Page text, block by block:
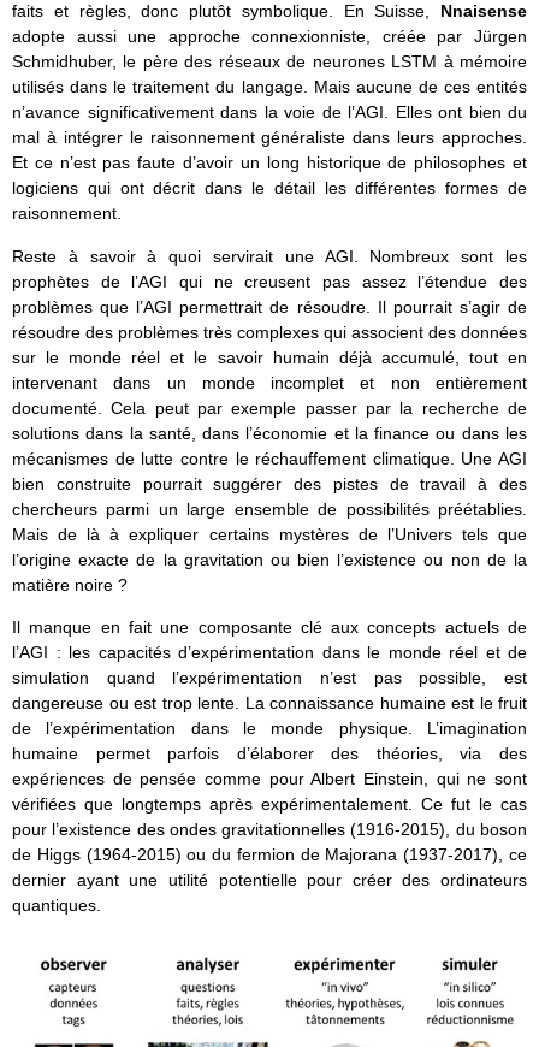
faits et règles, donc plutôt symbolique. En Suisse, Nnaisense
adopte aussi une approche connexionniste, créée par Jürgen
Schmidhuber, le père des réseaux de neurones LSTM à mémoire
utilisés dans le traitement du langage. Mais aucune de ces entités
n’avance significativement dans la voie de l’AGI. Elles ont bien du
mal à intégrer le raisonnement généraliste dans leurs approches.
Et ce n’est pas faute d’avoir un long historique de philosophes et
logiciens qui ont décrit dans le détail les différentes formes de
raisonnement.
Reste à savoir à quoi servirait une AGI. Nombreux sont les
prophètes de l’AGI qui ne creusent pas assez l’étendue des
problèmes que l’AGI permettrait de résoudre. Il pourrait s’agir de
résoudre des problèmes très complexes qui associent des données
sur le monde réel et le savoir humain déjà accumulé, tout en
intervenant dans un monde incomplet et non entièrement
documenté. Cela peut par exemple passer par la recherche de
solutions dans la santé, dans l’économie et la finance ou dans les
mécanismes de lutte contre le réchauffement climatique. Une AGI
bien construite pourrait suggérer des pistes de travail à des
chercheurs parmi un large ensemble de possibilités préétablies.
Mais de là à expliquer certains mystères de l’Univers tels que
l’origine exacte de la gravitation ou bien l’existence ou non de la
matière noire ?
Il manque en fait une composante clé aux concepts actuels de
l’AGI : les capacités d’expérimentation dans le monde réel et de
simulation quand l’expérimentation n’est pas possible, est
dangereuse ou est trop lente. La connaissance humaine est le fruit
de l’expérimentation dans le monde physique. L’imagination
humaine permet parfois d’élaborer des théories, via des
expériences de pensée comme pour Albert Einstein, qui ne sont
vérifiées que longtemps après expérimentalement. Ce fut le cas
pour l’existence des ondes gravitationnelles (1916-2015), du boson
de Higgs (1964-2015) ou du fermion de Majorana (1937-2017), ce
dernier ayant une utilité potentielle pour créer des ordinateurs
quantiques.